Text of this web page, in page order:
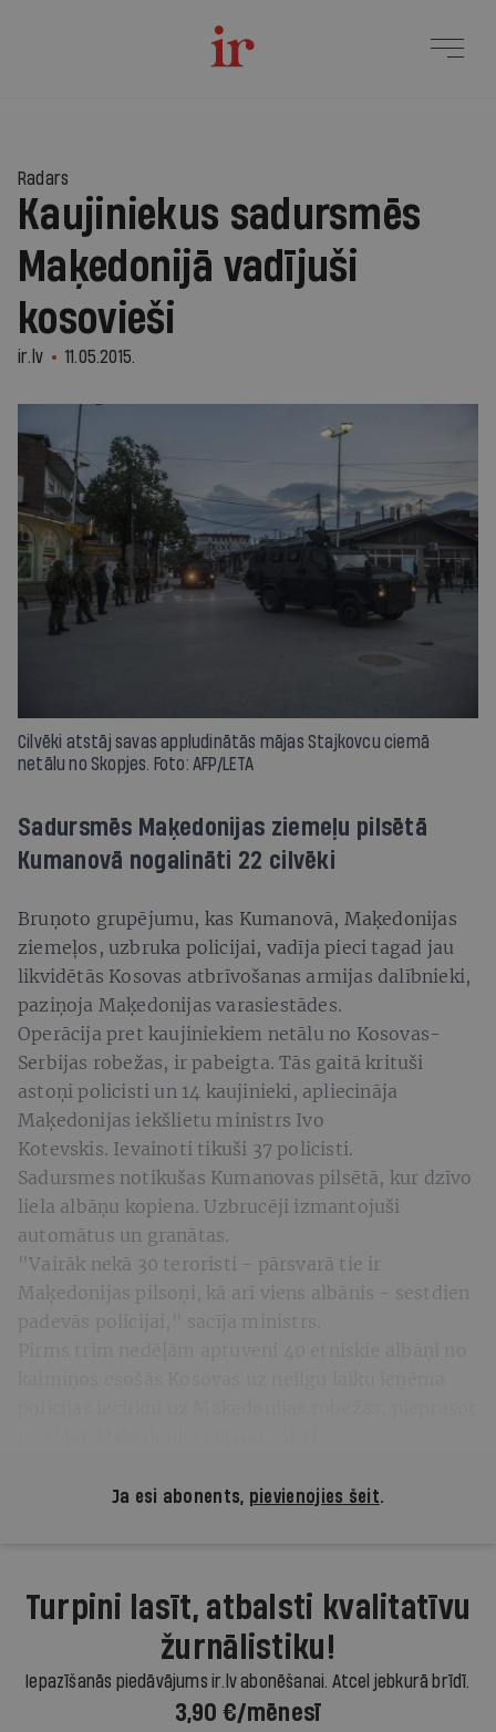
Radars
Kaujiniekus sadursmēs
Maķedonijā vadījuši
kosovieši
ir.lv 11.05.2015.
Cilvēki atstāj savas appludinātās mājas Stajkovcu ciemā
netālu no Skopjes. Foto: AFP/LETA
Sadursmēs Maķedonijas ziemeļu pilsētā
Kumanovā nogalināti 22 cilvēki
Bruņoto grupējumu, kas Kumanovā, Maķedonijas
ziemeļos, uzbruka policijai, vadīja pieci tagad jau
likvidētās Kosovas atbrīvošanas armijas dalībnieki,
paziņoja Maķedonijas varasiestādes.
Operācija pret kaujiniekiem netālu no Kosovas-
Serbijas robežas, ir pabeigta. Tās gaitā krituši
astoņi policisti un 14 kaujinieki, apliecināja
Maķedonijas iekšlietu ministrs Ivo
Kotevskis. Ievainoti tikuši 37 policisti.
Sadursmes notikušas Kumanovas pilsētā, kur dzīvo
liela albāņu kopiena. Uzbrucēji izmantojuši
automātus un granātas.
"Vairāk nekā 30 teroristi - pārsvarā tie ir
Maķedonijas pilsoņi, kā arī viens albānis - sestdien
padevās policijai," sacīja ministrs.
Ja esi abonents, pievienojies šeit.
Turpini lasīt, atbalsti kvalitatīvu
žurnālistiku!
Iepazīšanās piedāvājums ir.lv abonēšanai. Atcel jebkurā brīdī.
3,90 €/mēnesī